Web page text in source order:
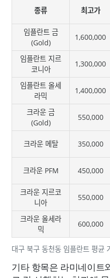
대구 북구 동천동 임플란트 평균
종류 최고가
임플란트 금
(Gold)
1,600,000
임플란트 지르
코니아
1,300,000
임플란트 올세
라믹
1,400,000
크라운 금
(Gold)
550,000
크라운 메탈 350,000
크라운 PFM 450,000
크라운 지르코
니아
550,000
크라운 올세라
믹
600,000
기타 항목은 라미네이트